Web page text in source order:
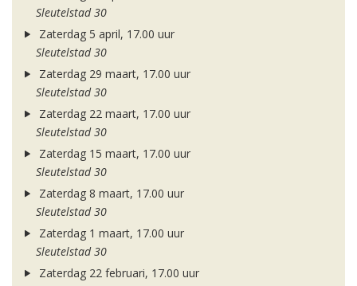
Sleutelstad 30
Zaterdag 5 april, 17.00 uur
Sleutelstad 30
Zaterdag 29 maart, 17.00 uur
Sleutelstad 30
Zaterdag 22 maart, 17.00 uur
Sleutelstad 30
Zaterdag 15 maart, 17.00 uur
Sleutelstad 30
Zaterdag 8 maart, 17.00 uur
Sleutelstad 30
Zaterdag 1 maart, 17.00 uur
Sleutelstad 30
Zaterdag 22 februari, 17.00 uur